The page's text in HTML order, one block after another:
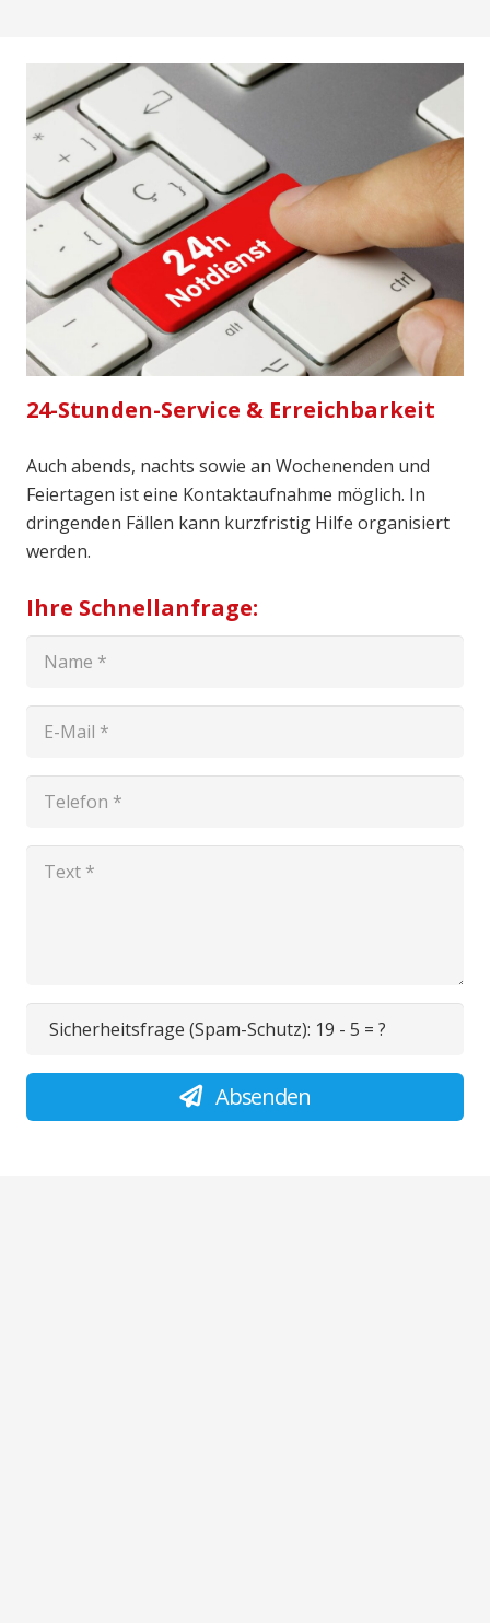
24-Stunden-Service & Erreichbarkeit
Auch abends, nachts sowie an Wochenenden und
Feiertagen ist eine Kontaktaufnahme möglich. In
dringenden Fällen kann kurzfristig Hilfe organisiert
werden.
Ihre Schnellanfrage:
Sicherheitsfrage (Spam-Schutz): 19 - 5 = ?
Absenden